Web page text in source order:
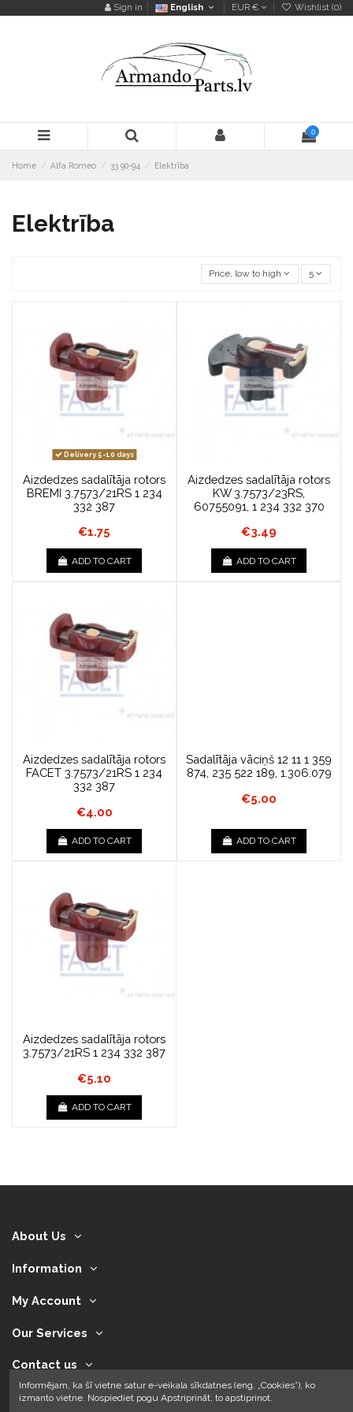
Sign in English EUR € Wishlist (0)
0
Home Alfa Romeo 33 90-94 Elektrība
Elektrība
Price, low to high 5
Delivery 5-10 days
Aizdedzes sadalītāja rotors
BREMI 3.7573/21RS 1 234
332 387
€1.75
ADD TO CART
Aizdedzes sadalītāja rotors
KW 3.7573/23RS,
60755091, 1 234 332 370
€3.49
ADD TO CART
Aizdedzes sadalītāja rotors
FACET 3.7573/21RS 1 234
332 387
€4.00
ADD TO CART
Sadalītāja vāciņš 12 11 1 359
874, 235 522 189, 1.306.079
€5.00
ADD TO CART
Aizdedzes sadalītāja rotors
3.7573/21RS 1 234 332 387
€5.10
ADD TO CART
About Us
Information
My Account
Our Services
Contact us
Informējam, ka šī vietne satur e-veikala sīkdatnes (eng. „Cookies”), ko
izmanto vietne. Nospiediet pogu Apstriprināt, to apstiprinot.